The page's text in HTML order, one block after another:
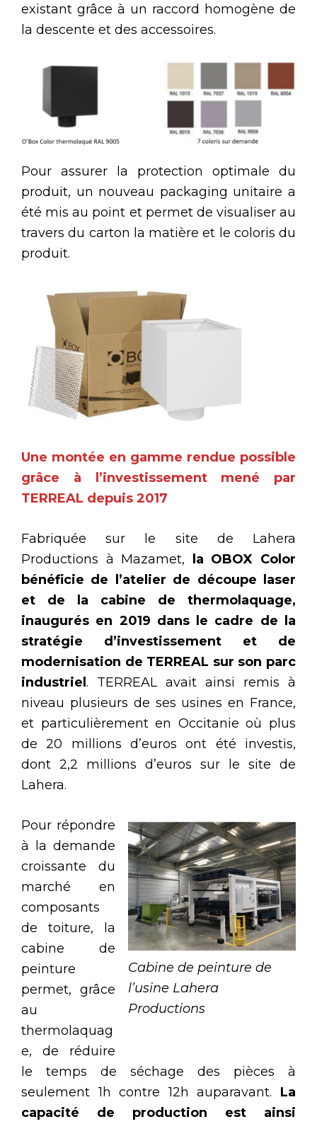
existant grâce à un raccord homogène de
la descente et des accessoires.
Pour assurer la protection optimale du
produit, un nouveau packaging unitaire a
été mis au point et permet de visualiser au
travers du carton la matière et le coloris du
produit.
Une montée en gamme rendue possible
grâce à l’investissement mené par
TERREAL depuis 2017
Fabriquée sur le site de Lahera
Productions à Mazamet, la OBOX Color
bénéficie de l’atelier de découpe laser
et de la cabine de thermolaquage,
inaugurés en 2019 dans le cadre de la
stratégie d’investissement et de
modernisation de TERREAL sur son parc
industriel. TERREAL avait ainsi remis à
niveau plusieurs de ses usines en France,
et particulièrement en Occitanie où plus
de 20 millions d’euros ont été investis,
dont 2,2 millions d’euros sur le site de
Lahera.
Cabine de peinture de
l’usine Lahera
Productions
Pour répondre
à la demande
croissante du
marché en
composants
de toiture, la
cabine de
peinture
permet, grâce
au
thermolaquag
e, de réduire
le temps de séchage des pièces à
seulement 1h contre 12h auparavant. La
capacité de production est ainsi